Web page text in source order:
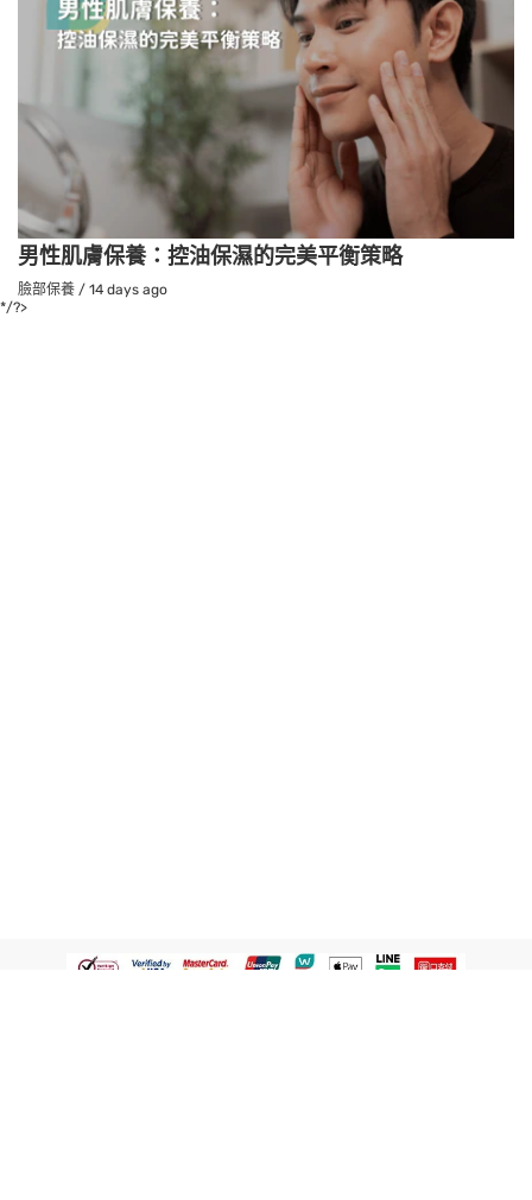
男性肌膚保養：控油保濕的完美平衡策略
臉部保養 / 14 days ago
*/?>